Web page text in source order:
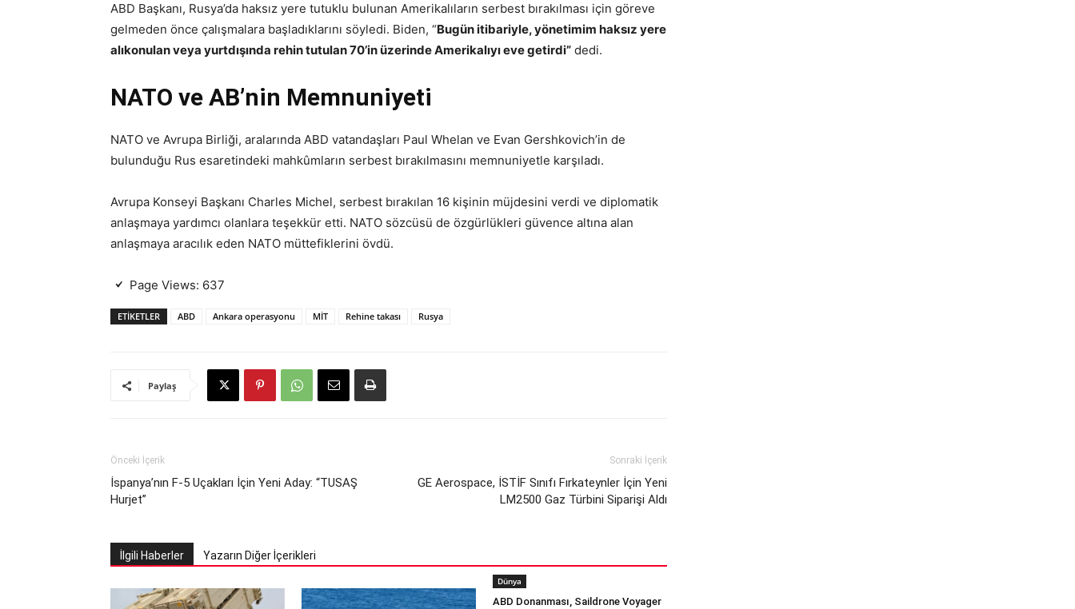
ABD Başkanı, Rusya’da haksız yere tutuklu bulunan Amerikalıların serbest bırakılması için göreve
gelmeden önce çalışmalara başladıklarını söyledi. Biden, “Bugün itibariyle, yönetimim haksız yere
alıkonulan veya yurtdışında rehin tutulan 70’in üzerinde Amerikalıyı eve getirdi” dedi.
NATO ve AB’nin Memnuniyeti
NATO ve Avrupa Birliği, aralarında ABD vatandaşları Paul Whelan ve Evan Gershkovich’in de
bulunduğu Rus esaretindeki mahkûmların serbest bırakılmasını memnuniyetle karşıladı.
Avrupa Konseyi Başkanı Charles Michel, serbest bırakılan 16 kişinin müjdesini verdi ve diplomatik
anlaşmaya yardımcı olanlara teşekkür etti. NATO sözcüsü de özgürlükleri güvence altına alan
anlaşmaya aracılık eden NATO müttefiklerini övdü.
Page Views: 637
ETIKETLER ABD Ankara operasyonu MİT Rehine takası Rusya
Paylaş
Önceki İçerik
İspanya’nın F-5 Uçakları İçin Yeni Aday: “TUSAŞ
Hurjet”
Sonraki İçerik
GE Aerospace, İSTİF Sınıfı Fırkateynler İçin Yeni
LM2500 Gaz Türbini Siparişi Aldı
İlgili Haberler Yazarın Diğer İçerikleri
Dünya
ABD Donanması, Saildrone Voyager